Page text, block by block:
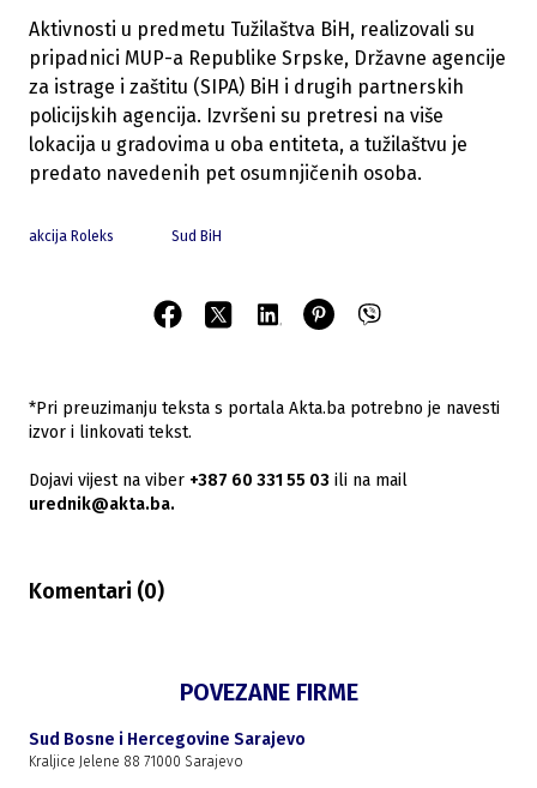
Aktivnosti u predmetu Tužilaštva BiH, realizovali su
pripadnici MUP-a Republike Srpske, Državne agencije
za istrage i zaštitu (SIPA) BiH i drugih partnerskih
policijskih agencija. Izvršeni su pretresi na više
lokacija u gradovima u oba entiteta, a tužilaštvu je
predato navedenih pet osumnjičenih osoba.
akcija Roleks Sud BiH
*Pri preuzimanju teksta s portala Akta.ba potrebno je navesti
izvor i linkovati tekst.
Dojavi vijest na viber +387 60 331 55 03 ili na mail
urednik@akta.ba.
Komentari (0)
POVEZANE FIRME
Sud Bosne i Hercegovine Sarajevo
Kraljice Jelene 88 71000 Sarajevo